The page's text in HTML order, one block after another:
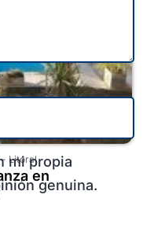
- Litoral
en
mi propia
genuina.